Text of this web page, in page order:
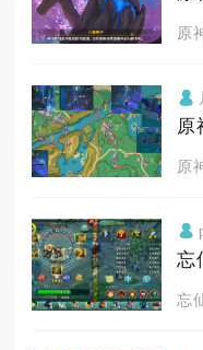
原
原
忘
忘